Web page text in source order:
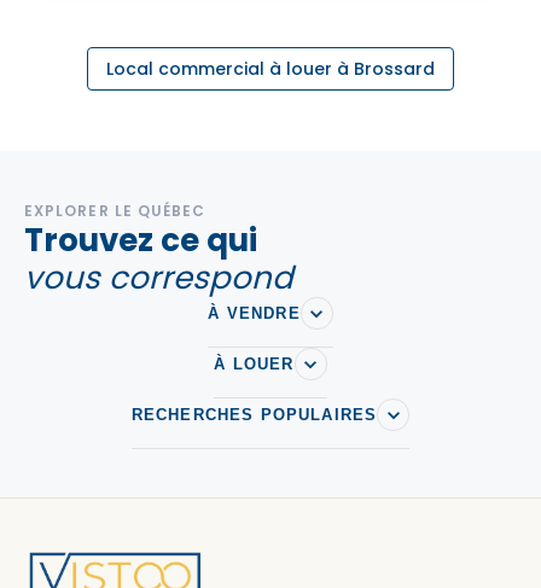
Local commercial à louer à Brossard
EXPLORER LE QUÉBEC
Trouvez ce qui
vous correspond
À VENDRE
À LOUER
RECHERCHES POPULAIRES